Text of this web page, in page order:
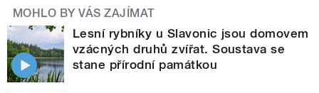
MOHLO BY VÁS ZAJÍMAT
Lesní rybníky u Slavonic jsou domovem
vzácných druhů zvířat. Soustava se
stane přírodní památkou